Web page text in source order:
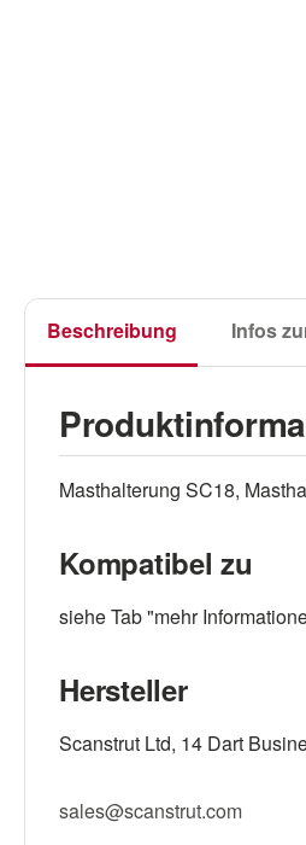
Beschreibung Infos
Masthalterung SC18,
Kompatibel zu
siehe Tab "mehr
Hersteller
Scanstrut Ltd, 14 Dart
sales@scanstrut.com